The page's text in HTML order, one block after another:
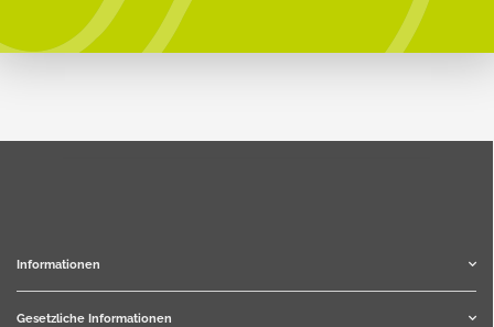
Informationen
Gesetzliche Informationen